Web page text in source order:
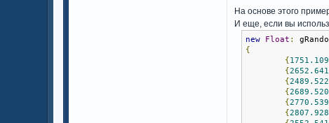
На основе этого
И еще, если вы
new Float :
{
{
{
{
{
{
{